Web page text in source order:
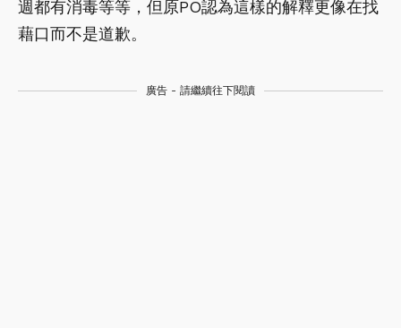
週都有消毒等等，但原PO認為這樣的解釋更像在找
藉口而不是道歉。
廣告 - 請繼續往下閱讀